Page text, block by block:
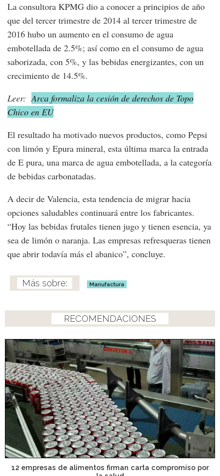
La consultora KPMG dio a conocer a principios de año
que del tercer trimestre de 2014 al tercer trimestre de
2016 hubo un aumento en el consumo de agua
embotellada de 2.5%; así como en el consumo de agua
saborizada, con 5%, y las bebidas energizantes, con un
crecimiento de 14.5%.
Leer: Arca formaliza la cesión de derechos de Topo
Chico en EU
El resultado ha motivado nuevos productos, como Pepsi
con limón y Epura mineral, esta última marca la entrada
de E pura, una marca de agua embotellada, a la categoría
de bebidas carbonatadas.
A decir de Valencia, esta tendencia de migrar hacia
opciones saludables continuará entre los fabricantes.
“Hoy las bebidas frutales tienen jugo y tienen esencia, ya
sea de limón o naranja. Las empresas refresqueras tienen
que abrir todavía más el abanico”, concluye.
Manufactura
RECOMENDACIONES
12 empresas de alimentos firman carta compromiso por